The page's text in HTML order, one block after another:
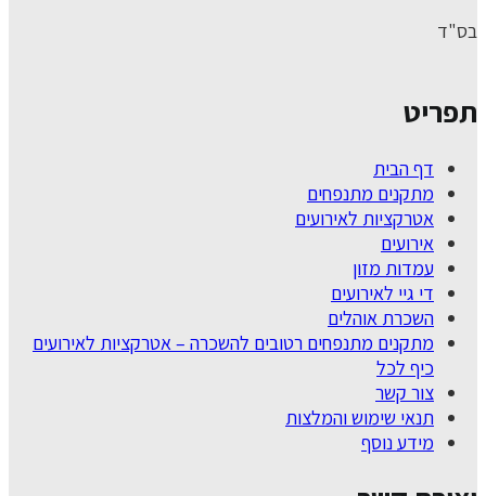
בס"ד
תפריט
דף הבית
מתקנים מתנפחים
אטרקציות לאירועים
אירועים
עמדות מזון
די גיי לאירועים
השכרת אוהלים
מתקנים מתנפחים רטובים להשכרה – אטרקציות לאירועים
כיף לכל
צור קשר
תנאי שימוש והמלצות
מידע נוסף